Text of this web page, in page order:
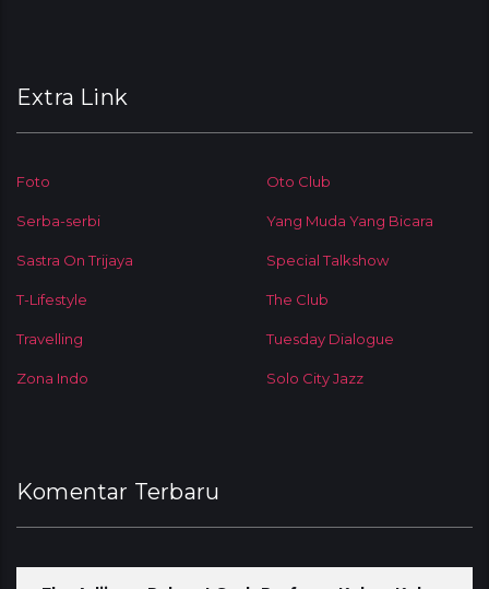
Extra Link
Foto Oto Club
Serba-serbi Yang Muda Yang Bicara
Sastra On Trijaya Special Talkshow
T-Lifestyle The Club
Travelling Tuesday Dialogue
Zona Indo Solo City Jazz
Komentar Terbaru